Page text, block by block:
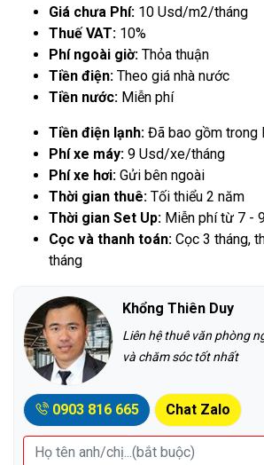
Giá chưa Phí: 10 Usd/m2/tháng
Thuế VAT: 10%
Phí ngoài giờ: Thỏa thuận
Tiền điện: Theo giá nhà nước
Tiền nước: Miễn phí
Tiền điện lạnh: Đã bao gồm trong
Phí xe máy: 9 Usd/xe/tháng
Phí xe hơi: Gửi bên ngoài
Thời gian thuê: Tối thiểu 2 năm
Thời gian Set Up: Miễn phí từ 7 -
Cọc và thanh toán: Cọc 3 tháng,
tháng
Khổng Thiên Duy
Liên hệ thuê văn phòng
và chăm sóc tốt nhất
0903 816 665 Chat Zalo